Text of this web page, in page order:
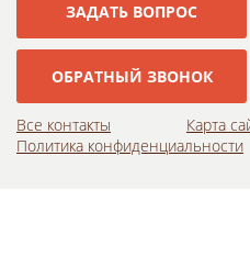
ЗАДАТЬ ВОПРОС
ОБРАТНЫЙ ЗВОНОК
Все контакты
Карта
Политика конфиденциальности